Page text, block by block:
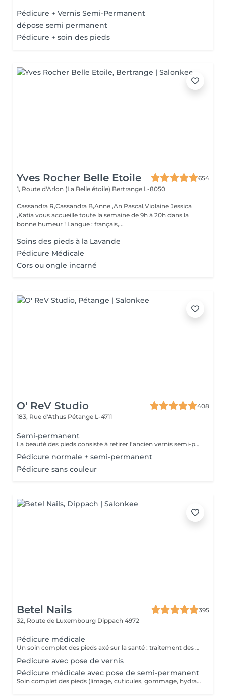
Pédicure + Vernis Semi-Permanent
dépose semi permanent
Pédicure + soin des pieds
Yves Rocher Belle Etoile
654
1, Route d'Arlon (La Belle étoile) Bertrange L-8050
Cassandra R,Cassandra B,Anne ,An Pascal,Violaine Jessica
,Katia vous accueille toute la semaine de 9h à 20h dans la
bonne humeur ! Langue : français,...
Soins des pieds à la Lavande
Pédicure Médicale
Cors ou ongle incarné
O' ReV Studio
408
183, Rue d'Athus Pétange L-4711
Semi-permanent
La beauté des pieds consiste à retirer l'ancien vernis semi-permanent et à en appliquer un nouveau pour des ongles soignés et durables.
Pédicure normale + semi-permanent
Pédicure sans couleur
Betel Nails
395
32, Route de Luxembourg Dippach 4972
Pédicure médicale
Un soin complet des pieds axé sur la santé : traitement des callosités, cors, durillons, ongles incarnés ou épaissis. Soulage les douleurs et améliore le confort au quotidien.
Pedicure avec pose de vernis
Pédicure médicale avec pose de semi-permanent
Soin complet des pieds (limage, cuticules, gommage, hydratation), suivi de la pose d'un vernis semi-permanent longue tenue.